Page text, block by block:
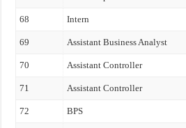
68 Intern
69 Assistant Business Analyst
70 Assistant Controller
71 Assistant Controller
72 BPS